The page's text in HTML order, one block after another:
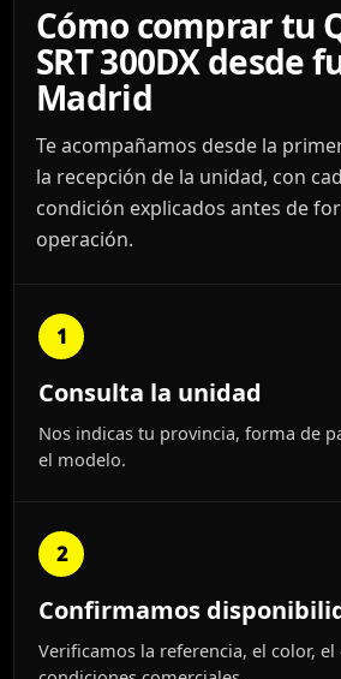
Cómo comprar tu
SRT 300DX desde
Madrid
Te acompañamos desde la
la recepción de la unidad, con
condición explicados antes de
operación.
1
Consulta la unidad
Nos indicas tu provincia, forma de
el modelo.
2
Confirmamos
Verificamos la referencia, el color, el